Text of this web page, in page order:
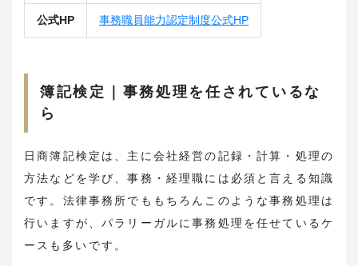
公式HP 事務職員能力認定制度公式HP
簿記検定｜事務処理を任されているな
ら
日商簿記検定は、主に会社経営の記録・計算・処理の
方法などを学び、事務・経理職には必須と言える知識
です。法律事務所でももちろんこのような事務処理は
行いますが、パラリーガルに事務処理を任せているケ
ースも多いです。